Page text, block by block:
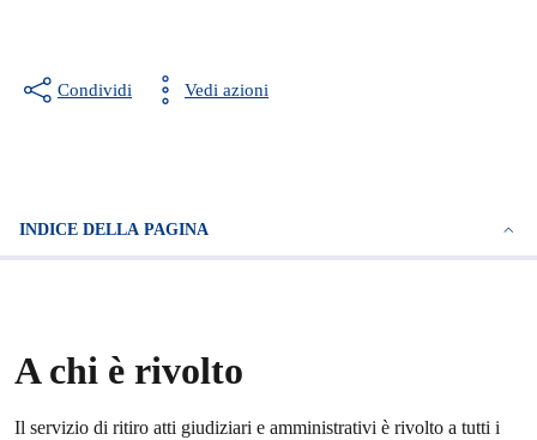
Condividi Vedi azioni
INDICE DELLA PAGINA
A chi è rivolto
Il servizio di ritiro atti giudiziari e amministrativi è rivolto a tutti i